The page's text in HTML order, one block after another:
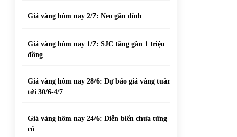
Giá vàng hôm nay 2/7: Neo gần đỉnh
Giá vàng hôm nay 1/7: SJC tăng gần 1 triệu
đồng
Giá vàng hôm nay 28/6: Dự báo giá vàng tuần
tới 30/6-4/7
Giá vàng hôm nay 24/6: Diễn biến chưa từng
có